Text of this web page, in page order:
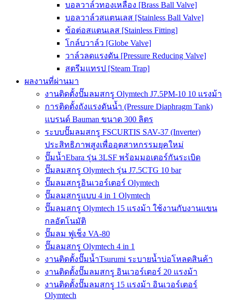
บอลวาล์วทองเหลือง [Brass Ball Valve]
บอลวาล์วสแตนเลส [Stainless Ball Valve]
ข้อต่อสแตนเลส [Stainless Fitting]
โกล์บวาล์ว [Globe Valve]
วาล์วลดแรงดัน [Pressure Reducing Valve]
สตรีมแทรป [Steam Trap]
ผลงานที่ผ่านมา
งานติดตั้งปั๊มลมสกรู Olymtech J7.5PM-10 10 แรงม้า
การติดตั้งถังแรงดันน้ำ (Pressure Diaphragm Tank)
แบรนด์ Bauman ขนาด 300 ลิตร
ระบบปั๊มลมสกรู FSCURTIS SAV-37 (Inverter)
ประสิทธิภาพสูงเพื่ออุตสาหกรรมยุคใหม่
ปั๊มน้ำEbara รุ่น 3LSF พร้อมมอเตอร์กันระเบิด
ปั๊มลมสกรู Olymtech รุ่น J7.5CTG 10 bar
ปั๊มลมสกรูอินเวอร์เตอร์ Olymtech
ปั๊มลมสกรูแบบ 4 in 1 Olymtech
ปั๊มลมสกรู Olymtech 15 แรงม้า ใช้งานกับงานแขน
กลอัตโนมัติ
ปั๊มลม ฟูเช็ง VA-80
ปั๊มลมสกรู Olymtech 4 in 1
งานติดตั้งปั๊มน้ำTsurumi ระบายน้ำบ่อโหลดสินค้า
งานติดตั้งปั๊มลมสกรู อินเวอร์เตอร์ 20 แรงม้า
งานติดตั้งปั๊มลมสกรู 15 แรงม้า อินเวอร์เตอร์
Olymtech